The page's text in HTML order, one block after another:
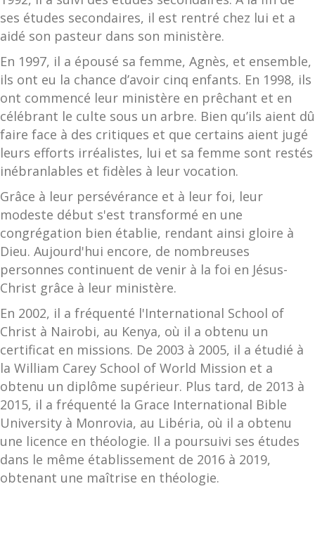
ses études secondaires, il est rentré chez lui et a
aidé son pasteur dans son ministère.
En 1997, il a épousé sa femme, Agnès, et ensemble,
ils ont eu la chance d’avoir cinq enfants. En 1998, ils
ont commencé leur ministère en prêchant et en
célébrant le culte sous un arbre. Bien qu’ils aient dû
faire face à des critiques et que certains aient jugé
leurs efforts irréalistes, lui et sa femme sont restés
inébranlables et fidèles à leur vocation.
Grâce à leur persévérance et à leur foi, leur
modeste début s'est transformé en une
congrégation bien établie, rendant ainsi gloire à
Dieu. Aujourd'hui encore, de nombreuses
personnes continuent de venir à la foi en Jésus-
Christ grâce à leur ministère.
En 2002, il a fréquenté l'International School of
Christ à Nairobi, au Kenya, où il a obtenu un
certificat en missions. De 2003 à 2005, il a étudié à
la William Carey School of World Mission et a
obtenu un diplôme supérieur. Plus tard, de 2013 à
2015, il a fréquenté la Grace International Bible
University à Monrovia, au Libéria, où il a obtenu
une licence en théologie. Il a poursuivi ses études
dans le même établissement de 2016 à 2019,
obtenant une maîtrise en théologie.